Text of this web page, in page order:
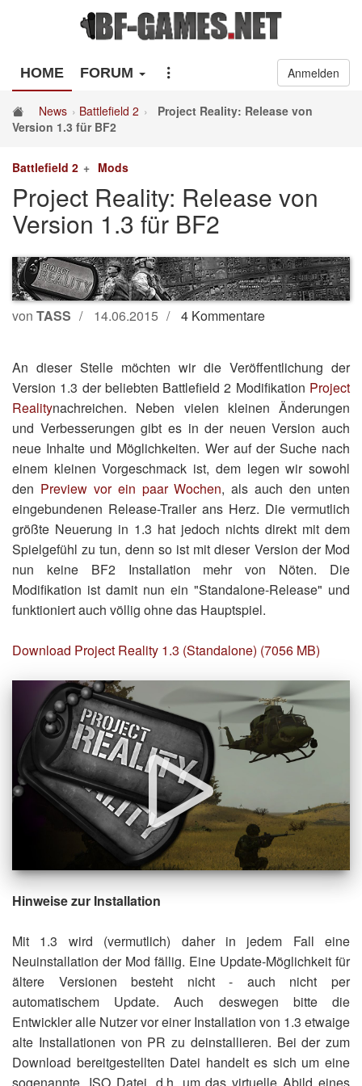
HOME FORUM Anmelden
News Battlefield 2
Project Reality: Release von
Version 1.3 für BF2
Battlefield 2 Mods
Project Reality: Release von
Version 1.3 für BF2
von TASS 14.06.2015 4 Kommentare
An dieser Stelle möchten wir die Veröffentlichung der
Version 1.3 der beliebten Battlefield 2 Modifikation Project
Realitynachreichen. Neben vielen kleinen Änderungen
und Verbesserungen gibt es in der neuen Version auch
neue Inhalte und Möglichkeiten. Wer auf der Suche nach
einem kleinen Vorgeschmack ist, dem legen wir sowohl
den Preview vor ein paar Wochen, als auch den unten
eingebundenen Release-Trailer ans Herz. Die vermutlich
größte Neuerung in 1.3 hat jedoch nichts direkt mit dem
Spielgefühl zu tun, denn so ist mit dieser Version der Mod
nun keine BF2 Installation mehr von Nöten. Die
Modifikation ist damit nun ein "Standalone-Release" und
funktioniert auch völlig ohne das Hauptspiel.
Download Project Reality 1.3 (Standalone) (7056 MB)
Hinweise zur Installation
Mit 1.3 wird (vermutlich) daher in jedem Fall eine
Neuinstallation der Mod fällig. Eine Update-Möglichkeit für
ältere Versionen besteht nicht - auch nicht per
automatischem Update. Auch deswegen bitte die
Entwickler alle Nutzer vor einer Installation von 1.3 etwaige
alte Installationen von PR zu deinstallieren. Bei der zum
Download bereitgestellten Datei handelt es sich um eine